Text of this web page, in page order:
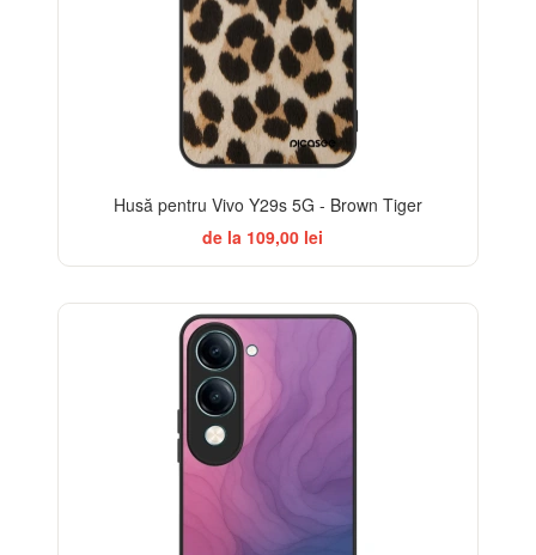
Husă pentru Vivo Y29s 5G - Brown Tiger
de la 109,00 lei